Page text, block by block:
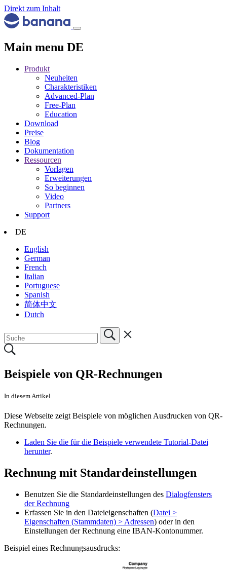
Direkt zum Inhalt
Main menu DE
Produkt
Neuheiten
Charakteristiken
Advanced-Plan
Free-Plan
Education
Download
Preise
Blog
Dokumentation
Ressourcen
Vorlagen
Erweiterungen
So beginnen
Video
Partners
Support
DE
English
German
French
Italian
Portuguese
Spanish
简体中文
Dutch
Beispiele von QR-Rechnungen
In diesem Artikel
Diese Webseite zeigt Beispiele von möglichen Ausdrucken von QR-
Rechnungen.
Laden Sie die für die Beispiele verwendete Tutorial-Datei
herunter.
Rechnung mit Standardeinstellungen
Benutzen Sie die Standardeinstellungen des Dialogfensters
der Rechnung
Erfassen Sie in den Dateieigenschaften (Datei >
Eigenschaften (Stammdaten) > Adressen) oder in den
Einstellungen der Rechnung eine IBAN-Kontonummer.
Beispiel eines Rechnungsausdrucks: